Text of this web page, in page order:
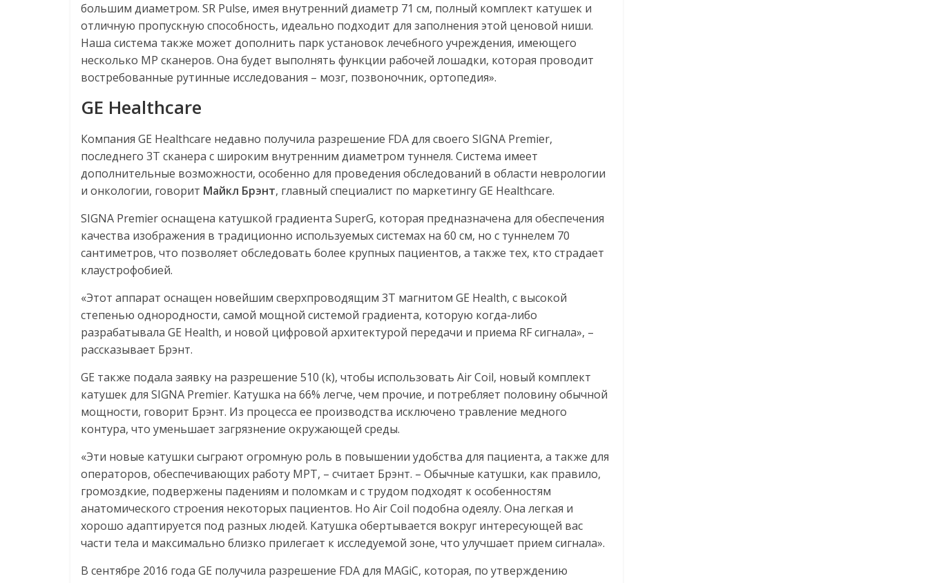
большим диаметром. SR Pulse, имея внутренний диаметр 71 см, полный комплект катушек и
отличную пропускную способность, идеально подходит для заполнения этой ценовой ниши.
Наша система также может дополнить парк установок лечебного учреждения, имеющего
несколько МР сканеров. Она будет выполнять функции рабочей лошадки, которая проводит
востребованные рутинные исследования – мозг, позвоночник, ортопедия».
GE Healthcare
Компания GE Healthcare недавно получила разрешение FDA для своего SIGNA Premier,
последнего 3Т сканера с широким внутренним диаметром туннеля. Система имеет
дополнительные возможности, особенно для проведения обследований в области неврологии
и онкологии, говорит Майкл Брэнт, главный специалист по маркетингу GE Healthcare.
SIGNA Premier оснащена катушкой градиента SuperG, которая предназначена для обеспечения
качества изображения в традиционно используемых системах на 60 см, но с туннелем 70
сантиметров, что позволяет обследовать более крупных пациентов, а также тех, кто страдает
клаустрофобией.
«Этот аппарат оснащен новейшим сверхпроводящим 3Т магнитом GE Health, с высокой
степенью однородности, самой мощной системой градиента, которую когда-либо
разрабатывала GE Health, и новой цифровой архитектурой передачи и приема RF сигнала», –
рассказывает Брэнт.
GE также подала заявку на разрешение 510 (k), чтобы использовать Air Coil, новый комплект
катушек для SIGNA Premier. Катушка на 66% легче, чем прочие, и потребляет половину обычной
мощности, говорит Брэнт. Из процесса ее производства исключено травление медного
контура, что уменьшает загрязнение окружающей среды.
«Эти новые катушки сыграют огромную роль в повышении удобства для пациента, а также для
операторов, обеспечивающих работу МРТ, – считает Брэнт. – Обычные катушки, как правило,
громоздкие, подвержены падениям и поломкам и с трудом подходят к особенностям
анатомического строения некоторых пациентов. Но Air Coil подобна одеялу. Она легкая и
хорошо адаптируется под разных людей. Катушка обертывается вокруг интересующей вас
части тела и максимально близко прилегает к исследуемой зоне, что улучшает прием сигнала».
В сентябре 2016 года GE получила разрешение FDA для MAGiC, которая, по утверждению